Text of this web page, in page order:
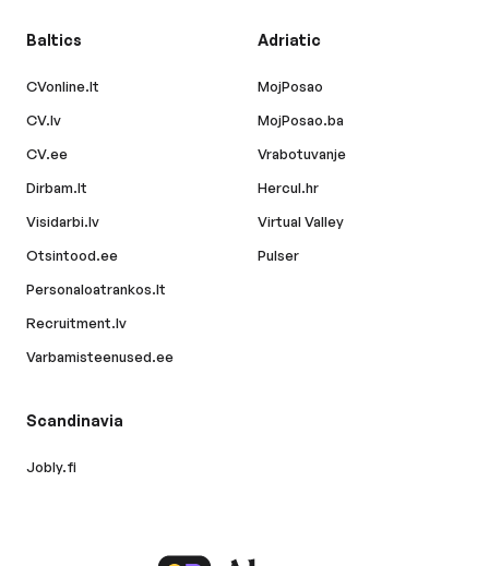
Baltics
CVonline.lt
CV.lv
CV.ee
Dirbam.lt
Visidarbi.lv
Otsintood.ee
Personaloatrankos.lt
Recruitment.lv
Varbamisteenused.ee
Adriatic
MojPosao
MojPosao.ba
Vrabotuvanje
Hercul.hr
Virtual Valley
Pulser
Scandinavia
Jobly.fi